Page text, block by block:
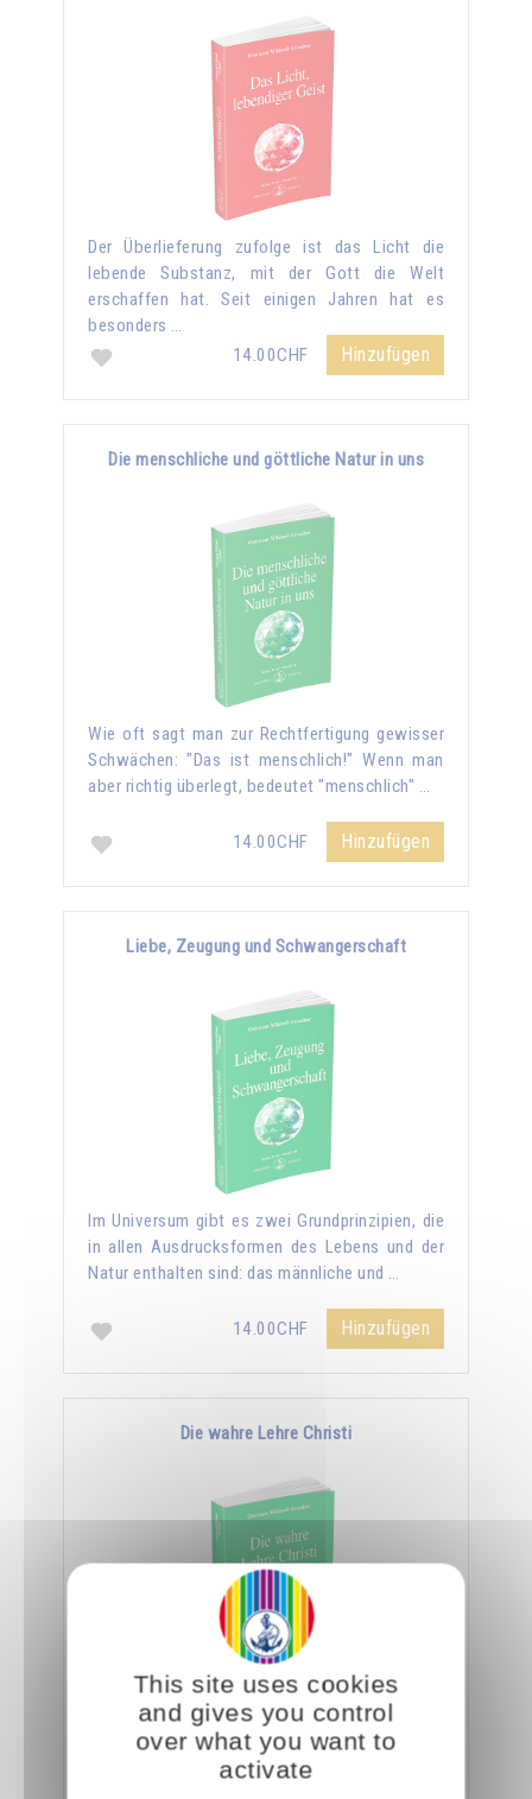
Der Überlieferung zufolge ist das Licht die
lebende Substanz, mit der Gott die Welt
erschaffen hat. Seit einigen Jahren hat es
besonders …
14.00CHF
Hinzufügen
Die menschliche und göttliche Natur in uns
Wie oft sagt man zur Rechtfertigung gewisser
Schwächen: "Das ist menschlich!" Wenn man
aber richtig überlegt, bedeutet "menschlich" …
14.00CHF Hinzufügen
Liebe, Zeugung und Schwangerschaft
Im Universum gibt es zwei Grundprinzipien, die
in allen Ausdrucksformen des Lebens und der
Natur enthalten sind: das männliche und …
14.00CHF Hinzufügen
Die wahre Lehre Christi
Omraam Mikhaël Aïvanhov zufolge ist die
ganze Lehre Christi in den wenigen Zeilen des
Vaterunser enthalten. Er sagt: "Ein Eingeweihter
This site uses cookies
and gives you control
over what you want to
activate